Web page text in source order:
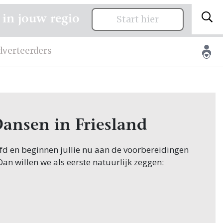
in jouw regio Start hier
in Friesland
en beginnen jullie nu aan de voorbereidingen
willen we als eerste natuurlijk zeggen:
hun zoektocht naar Dansen, en jullie